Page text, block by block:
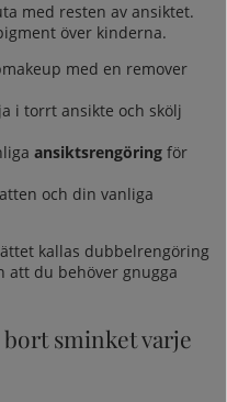
med resten av ansiktet.
över kinderna.
med en remover
i torrt ansikte och skölj
ansiktsrengöring för
och din vanliga
kallas dubbelrengöring
att du behöver gnugga
sminket varje